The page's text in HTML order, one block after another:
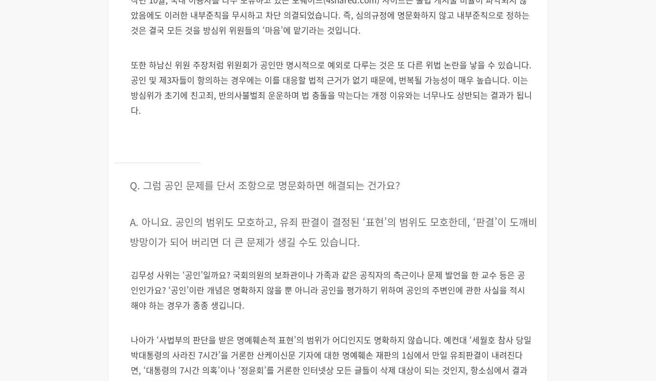
았음에도 이러한 내부준칙을 무시하고 차단 의결되었습니다. 즉, 심의규정에 명문화하지 않고 내부준칙으로 정하는
것은 결국 모든 것을 방심위 위원들의 ‘마음’에 맡기라는 것입니다.
또한 하남신 위원 주장처럼 위원회가 공인만 명시적으로 예외로 다루는 것은 또 다른 위법 논란을 낳을 수 있습니다.
공인 및 제3자들이 항의하는 경우에는 이를 대응할 법적 근거가 없기 때문에, 번복될 가능성이 매우 높습니다. 이는
방심위가 초기에 친고죄, 반의사불벌죄 운운하며 법 충돌을 막는다는 개정 이유와는 너무나도 상반되는 결과가 됩니
다.
Q. 그럼 공인 문제를 단서 조항으로 명문화하면 해결되는 건가요?
A. 아니요. 공인의 범위도 모호하고, 유죄 판결이 결정된 ‘표현’의 범위도 모호한데, ‘판결’이 도깨비
방망이가 되어 버리면 더 큰 문제가 생길 수도 있습니다.
김무성 사위는 ‘공인’일까요? 국회의원의 보좌관이나 가족과 같은 공직자의 측근이나 문제 발언을 한 교수 등은 공
인인가요? ‘공인’이란 개념은 명확하지 않을 뿐 아니라 공인을 평가하기 위하여 공인의 주변인에 관한 사실을 적시
해야 하는 경우가 종종 생깁니다.
나아가 ‘사법부의 판단을 받은 명예훼손적 표현’의 범위가 어디인지도 명확하지 않습니다. 예컨대 ‘세월호 참사 당일
박대통령의 사라진 7시간’을 거론한 산케이신문 기자에 대한 명예훼손 재판의 1심에서 만일 유죄판결이 내려진다
면, ‘대통령의 7시간 의혹’이나 ‘정윤회’를 거론한 인터넷상 모든 글들이 삭제 대상이 되는 것인지, 항소심에서 결과